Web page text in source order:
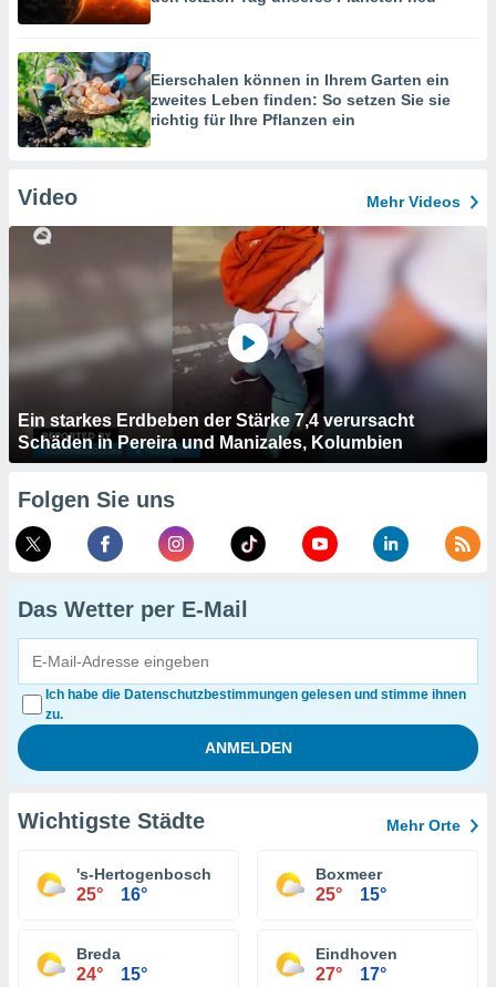
Eierschalen können in Ihrem Garten ein
zweites Leben finden: So setzen Sie sie
richtig für Ihre Pflanzen ein
Video Mehr Videos
Ein starkes Erdbeben der Stärke 7,4 verursacht
Schäden in Pereira und Manizales, Kolumbien
Folgen Sie uns
Das Wetter per E-Mail
Ich habe die Datenschutzbestimmungen gelesen und stimme ihnen
zu.
Wichtigste Städte Mehr Orte
's-Hertogenbosch
25° 16°
Boxmeer
25° 15°
Breda
24° 15°
Eindhoven
27° 17°